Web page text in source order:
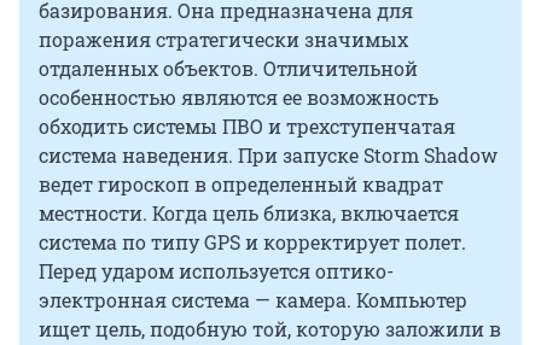
базирования. Она предназначена для
поражения стратегически значимых
отдаленных объектов. Отличительной
особенностью являются ее возможность
обходить системы ПВО и трехступенчатая
система наведения. При запуске Storm Shadow
ведет гироскоп в определенный квадрат
местности. Когда цель близка, включается
система по типу GPS и корректирует полет.
Перед ударом используется оптико-
электронная система — камера. Компьютер
ищет цель, подобную той, которую заложили в